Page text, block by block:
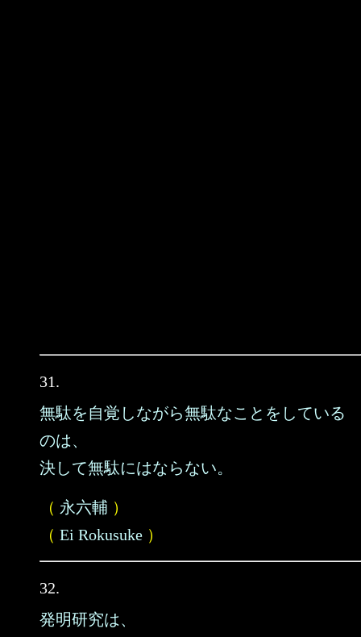
31.
無駄を自覚しながら無駄なことをしている
のは、
決して無駄にはならない。
（ 永六輔 ）
（ Ei Rokusuke ）
32.
発明研究は、